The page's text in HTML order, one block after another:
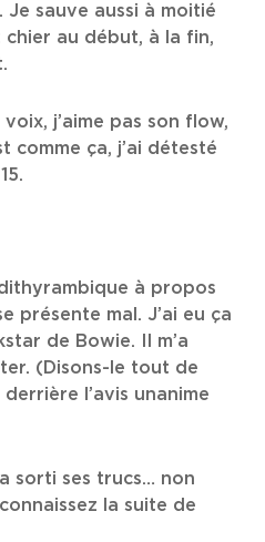
Je sauve aussi à moitié
au début, à la fin,
voix, j’aime pas son flow,
comme ça, j’ai détesté
à propos
présente mal. J’ai eu ça
de Bowie. Il m’a
(Disons-le tout de
l’avis unanime
sorti ses trucs… non
la suite de